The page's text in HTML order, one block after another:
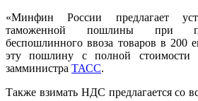
«Минфин России предлагает
таможенной пошлины при
беспошлинного ввоза товаров в 200
эту пошлину с полной стоимости
замминистра ТАСС.
Также взимать НДС предлагается со